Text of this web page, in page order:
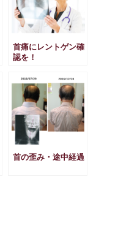
首痛にレントゲン確
認を！
首の歪み・途中経過